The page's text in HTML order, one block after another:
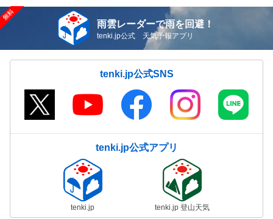
雨雲レーダーで雨を回避！
tenki.jp公式 天気予報アプリ
tenki.jp公式SNS
tenki.jp公式アプリ
tenki.jp tenki.jp 登山天気